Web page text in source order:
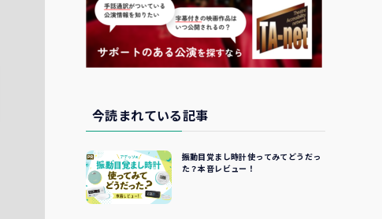
今読まれている記事
振動目覚まし時計使ってみてどうだっ
た？本音レビュー！